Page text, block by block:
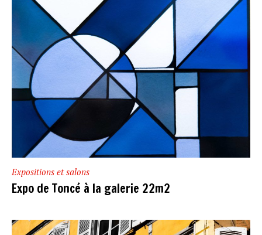
Expositions et salons
Expo de Toncé à la galerie 22m2